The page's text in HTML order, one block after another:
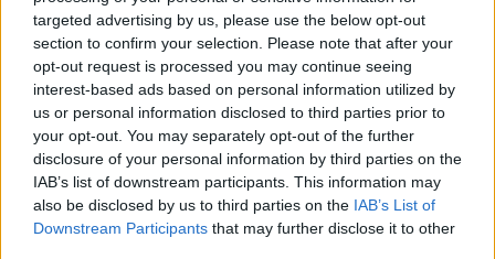
targeted advertising by us, please use the below opt-out
section to confirm your selection. Please note that after your
opt-out request is processed you may continue seeing
interest-based ads based on personal information utilized by
us or personal information disclosed to third parties prior to
your opt-out. You may separately opt-out of the further
disclosure of your personal information by third parties on the
IAB’s list of downstream participants. This information may
also be disclosed by us to third parties on the IAB’s List of
Downstream Participants that may further disclose it to other
Μόλις 500 μέτρα από
το χιονοδρομικό
κέντρο του
Γεροντόβραχου,
τοκαταφύγιο του
Παρνασσούπου
διαχειρίζεται η εταιρεία
Κλαουδάτος